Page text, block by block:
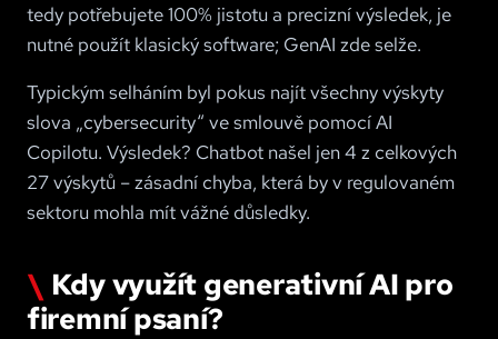
tedy potřebujete 100% jistotu a precizní výsledek, je
nutné použít klasický software; GenAI zde selže.
Typickým selháním byl pokus najít všechny výskyty
slova „cybersecurity“ ve smlouvě pomocí AI
Copilotu. Výsledek? Chatbot našel jen 4 z celkových
27 výskytů – zásadní chyba, která by v regulovaném
sektoru mohla mít vážné důsledky.
Kdy využít generativní AI pro
firemní psaní?